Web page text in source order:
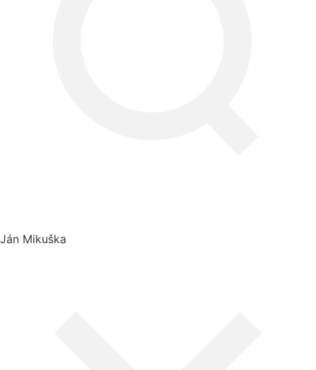
Ján Mikuška